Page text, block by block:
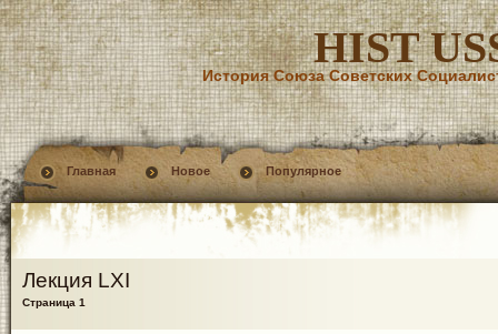
HIST
История Союза Советских
Главная Новое Популярное
Лекция LXI
Страница 1